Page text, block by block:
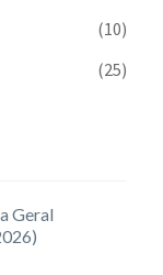
(10)
(25)
Geral